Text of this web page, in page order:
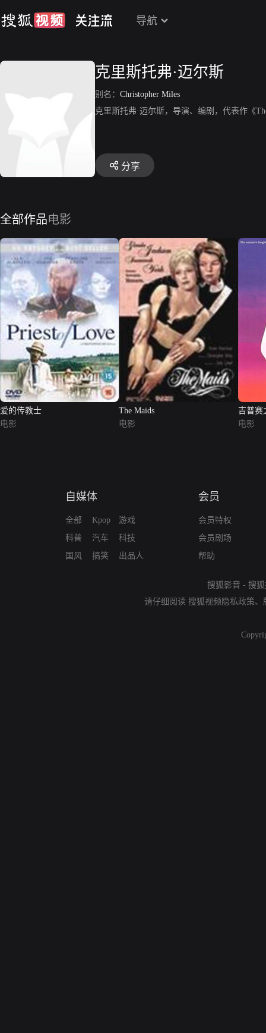
导航
克里斯托弗·迈尔斯
别名： Christopher Miles
克里斯托弗·迈尔斯，导演、编剧，代表作《
分享
全部作品电影
爱的传教士
电影
The Maids
电影
吉普赛
电影
自媒体
全部
科普
国风
Kpop
汽车
搞笑
游戏
科技
出品人
会员
会员特权
会员剧场
帮助
搜狐影音 - 搜
请仔细阅读 搜狐视频隐私政策、